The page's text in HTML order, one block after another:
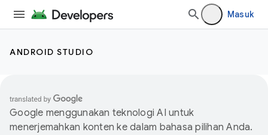
Masuk
ANDROID STUDIO
Google menggunakan teknologi AI untuk
menerjemahkan konten ke dalam bahasa pilihan Anda.